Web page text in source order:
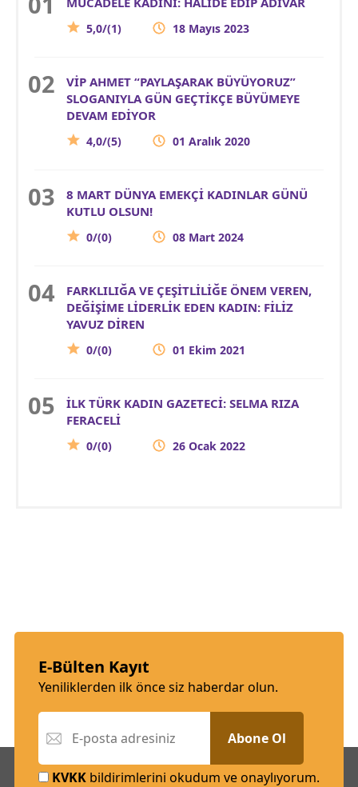
5,0/(1) 18 Mayıs 2023
VİP AHMET “PAYLAŞARAK BÜYÜYORUZ”
SLOGANIYLA GÜN GEÇTİKÇE BÜYÜMEYE
DEVAM EDİYOR
4,0/(5) 01 Aralık 2020
8 MART DÜNYA EMEKÇİ KADINLAR GÜNÜ
KUTLU OLSUN!
0/(0) 08 Mart 2024
FARKLILIĞA VE ÇEŞİTLİLİĞE ÖNEM VEREN,
DEĞİŞİME LİDERLİK EDEN KADIN: FİLİZ
YAVUZ DİREN
0/(0) 01 Ekim 2021
İLK TÜRK KADIN GAZETECİ: SELMA RIZA
FERACELİ
0/(0) 26 Ocak 2022
E-Bülten Kayıt
Yeniliklerden ilk önce siz haberdar olun.
Abone Ol
KVKK bildirimlerini okudum ve onaylıyorum.